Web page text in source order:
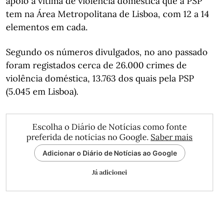
tem na Área Metropolitana de Lisboa, com 12 a 14
elementos em cada.
Segundo os números divulgados, no ano passado
foram registados cerca de 26.000 crimes de
violência doméstica, 13.763 dos quais pela PSP
(5.045 em Lisboa).
Escolha o Diário de Notícias como fonte
preferida de notícias no Google. Saber mais
Adicionar o Diário de Notícias ao Google
Já adicionei